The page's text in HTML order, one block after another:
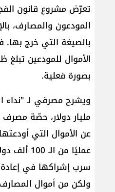
تعرّض مشروع قانون
المودعون والمصارف،
بالصيغة التي خرج بها.
بصورة فعلية.
عن الأموال التي
سرب إشراكها في إعادة
ولكن من أموال